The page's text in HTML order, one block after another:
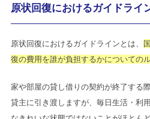
原状回復におけるガイドライ
原状回復におけるガイドラインとは、
復の費用を誰が負担するかについての
家や部屋の貸し借りの契約が終了する
貸主に引き渡しますが、毎日生活・利